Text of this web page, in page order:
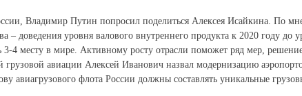
Владимир Путин попросил поделиться Алексея Исайкина. По
– доведения уровня валового внутреннего продукта к 2020 году до
3-4 месту в мире. Активному росту отрасли поможет ряд мер,
авиации Алексей Иванович назвал модернизацию
флота России должны составлять уникальные